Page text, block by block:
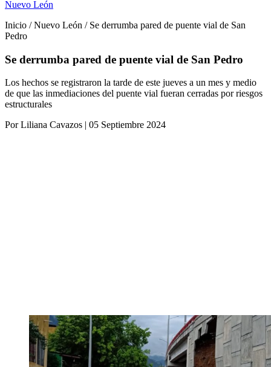
Nuevo León
Inicio / Nuevo León / Se derrumba pared de puente vial de San
Pedro
Se derrumba pared de puente vial de San Pedro
Los hechos se registraron la tarde de este jueves a un mes y medio
de que las inmediaciones del puente vial fueran cerradas por riesgos
estructurales
Por Liliana Cavazos | 05 Septiembre 2024